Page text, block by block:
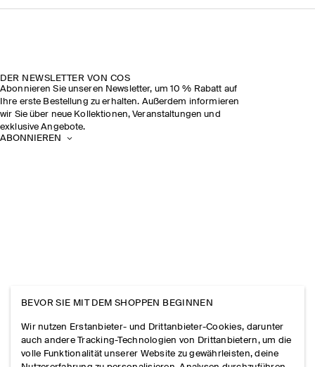
DER NEWSLETTER VON COS
Abonnieren Sie unseren Newsletter, um 10 % Rabatt auf
Ihre erste Bestellung zu erhalten. Außerdem informieren
wir Sie über neue Kollektionen, Veranstaltungen und
exklusive Angebote.
ABONNIEREN
BEVOR SIE MIT DEM SHOPPEN BEGINNEN
Wir nutzen Erstanbieter- und Drittanbieter-Cookies, darunter
auch andere Tracking-Technologien von Drittanbietern, um die
volle Funktionalität unserer Website zu gewährleisten, deine